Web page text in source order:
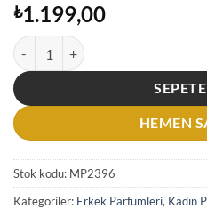
₺1.199,00
Boadıcea The Victorious Blue
HEMEN
Stok kodu: MP2396
Kategoriler: Erkek Parfümleri, Kadın